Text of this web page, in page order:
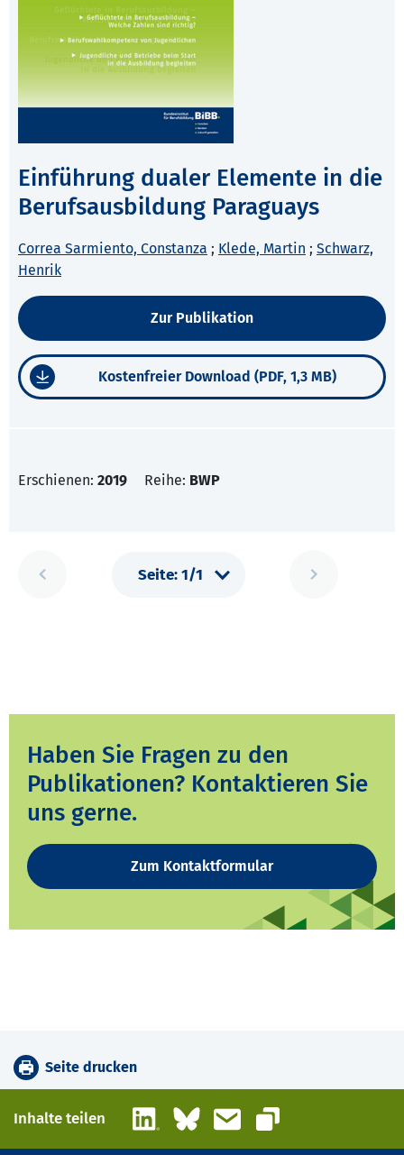
Einführung dualer Elemente in die
Berufsausbildung Paraguays
Correa Sarmiento, Constanza ; Klede, Martin ; Schwarz,
Henrik
Zur Publikation
Kostenfreier Download (PDF, 1,3 MB)
Erschienen: 2019 Reihe: BWP
Haben Sie Fragen zu den
Publikationen? Kontaktieren Sie
uns gerne.
Zum Kontaktformular
Seite drucken
Inhalte teilen LinkedInBlueskyE-Mail
Link kopieren